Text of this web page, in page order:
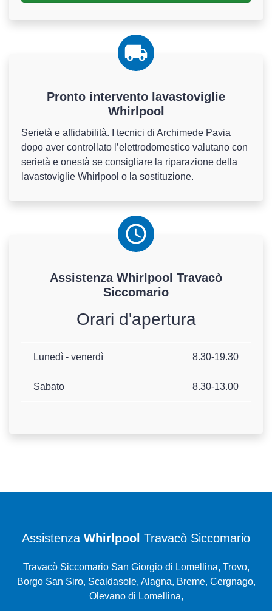
Pronto intervento lavastoviglie
Whirlpool
Serietà e affidabilità. I tecnici di Archimede Pavia
dopo aver controllato l’elettrodomestico valutano con
serietà e onestà se consigliare la riparazione della
lavastoviglie Whirlpool o la sostituzione.
Assistenza Whirlpool Travacò
Siccomario
Orari d'apertura
Lunedì - venerdì 8.30-19.30
Sabato 8.30-13.00
Assistenza Whirlpool Travacò Siccomario
Travacò Siccomario San Giorgio di Lomellina, Trovo,
Borgo San Siro, Scaldasole, Alagna, Breme, Cergnago,
Olevano di Lomellina,